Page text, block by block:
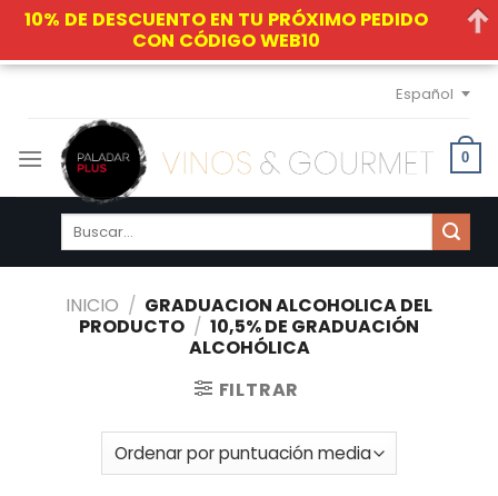
Skip
content
Español
0
Buscar
INICIO / GRADUACION ALCOHOLICA DEL
PRODUCTO / 10,5% DE GRADUACIÓN
ALCOHÓLICA
FILTRAR
10% DE DESCUENTO EN TU PRÓXIMO PEDIDO
CON CÓDIGO WEB10